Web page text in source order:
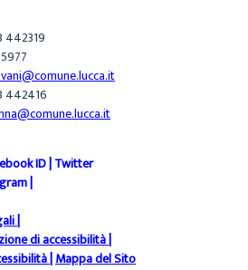
442319
442416
ID|Twitter
|
|
di accessibilità|
|Mappa del Sito